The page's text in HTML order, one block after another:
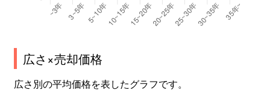
広さ×売却価格
広さ別の平均価格を表したグラフです。